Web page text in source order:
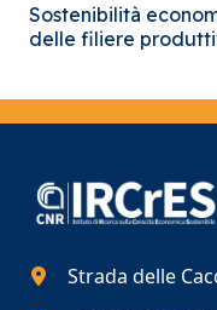
Sostenibilità
delle filiere
Strada delle